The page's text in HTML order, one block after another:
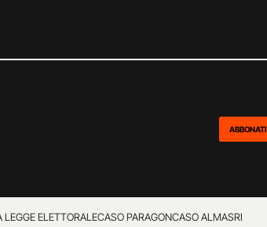
ABBONATI
LEGGE ELETTORALECASO PARAGONCASO ALMASRI